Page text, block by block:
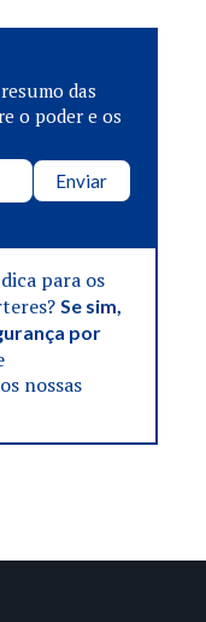
das
o poder e os
Enviar
para os
Se sim,
por
nossas